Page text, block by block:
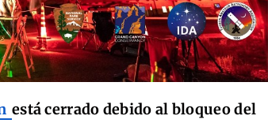
está cerrado debido al bloqueo del